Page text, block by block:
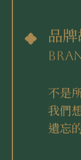
品
不是
我們
遺忘